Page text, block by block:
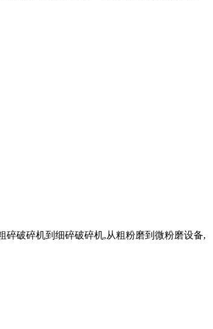
碎破碎机到细碎破碎机,从粗粉磨到微粉磨设备,